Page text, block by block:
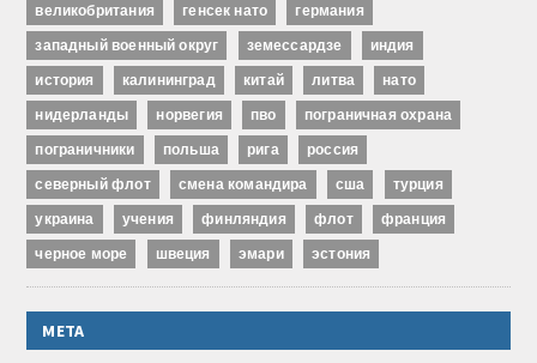
великобритания генсек нато германия
западный военный округ земессардзе индия
история калининград китай литва нато
нидерланды норвегия пво пограничная охрана
пограничники польша рига россия
северный флот смена командира сша турция
украина учения финляндия флот франция
черное море швеция эмари эстония
МЕТА